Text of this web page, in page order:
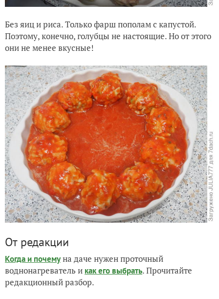
Без яиц и риса. Только фарш пополам с капустой.
Поэтому, конечно, голубцы не настоящие. Но от этого
они не менее вкусные!
От редакции
Когда и почемуна даче нужен проточный
воднонагреватель и как его выбрать. Прочитайте
редакционный разбор.